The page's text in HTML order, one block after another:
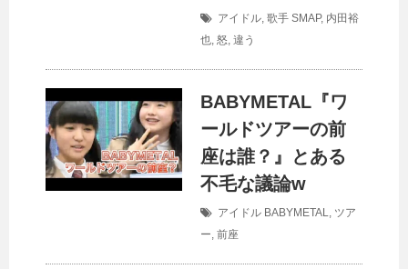
アイドル, 歌手 SMAP, 内田裕
也, 怒, 違う
BABYMETAL『ワ
ールドツアーの前
座は誰？』とある
不毛な議論w
アイドル BABYMETAL, ツア
ー, 前座